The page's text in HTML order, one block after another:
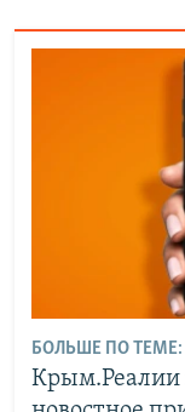
БОЛЬШЕ ПО ТЕМЕ:
Крым.Реалии